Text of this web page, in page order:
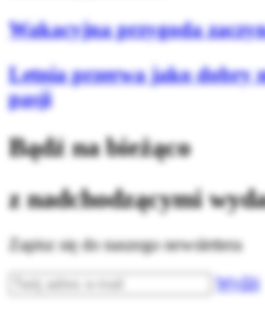
Wakacyjna przygoda
Letnia przerwa jako dobry
pasji
Bądź na bieżąco
z nadchodzącymi
Zapisz się do naszego newslettera
Wyślij